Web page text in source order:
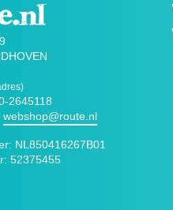
2645118
webshop@route.nl
NL850416267B01
52375455